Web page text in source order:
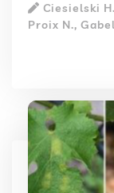
Ciesielski
Proix N.,